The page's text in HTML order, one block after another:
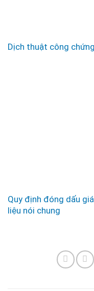
Dịch thuật công
Quy định đóng dấu
liệu nói chung